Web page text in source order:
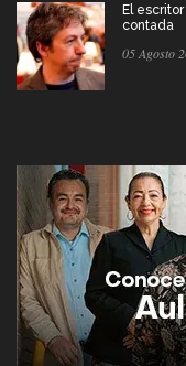
El
contada
05 Agosto